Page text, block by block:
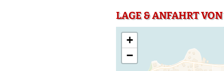
LAGE & ANFAHRT
+
−